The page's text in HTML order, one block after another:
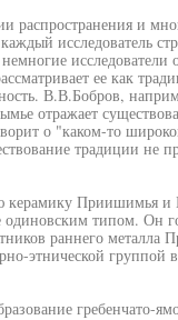
распространения и
исследователь
ее как
В.В.Бобров,
отражает
о "каком-то
традиции не
Приишимья и
одиновским типом. Он
раннего
этнической
гребенчато-